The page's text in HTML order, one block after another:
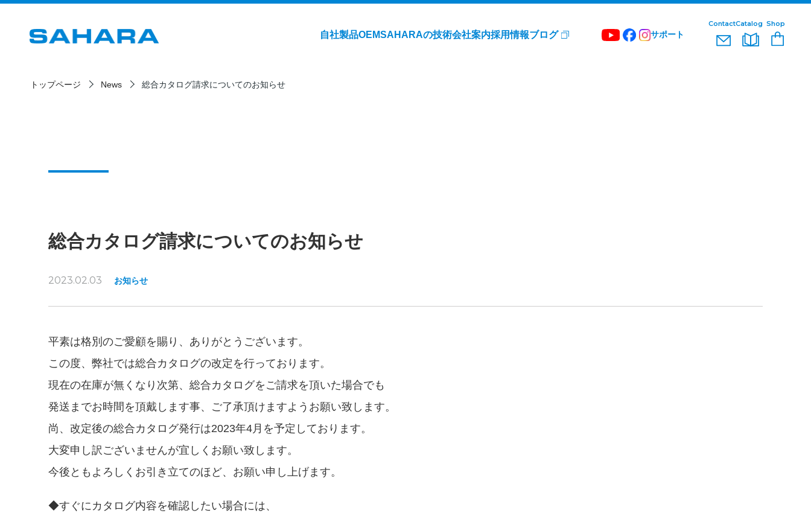
自社製品OEMSAHARAの技術会社案内採用情報ブログ サポート
ContactCatalog Shop
トップページ News 総合カタログ請求についてのお知らせ
総合カタログ請求についてのお知らせ
2023.02.03 お知らせ
平素は格別のご愛顧を賜り、ありがとうございます。
この度、弊社では総合カタログの改定を行っております。
現在の在庫が無くなり次第、総合カタログをご請求を頂いた場合でも
発送までお時間を頂戴します事、ご了承頂けますようお願い致します。
尚、改定後の総合カタログ発行は2023年4月を予定しております。
大変申し訳ございませんが宜しくお願い致します。
今後ともよろしくお引き立てのほど、お願い申し上げます。
◆すぐにカタログ内容を確認したい場合には、